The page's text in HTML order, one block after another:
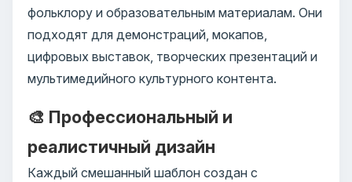
фольклору и образовательным материалам. Они
подходят для демонстраций, мокапов,
цифровых выставок, творческих презентаций и
мультимедийного культурного контента.
🎨 Профессиональный и
реалистичный дизайн
Каждый смешанный шаблон создан с